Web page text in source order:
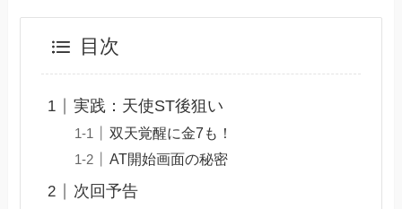
目次
実践：天使ST後狙い
双天覚醒に金7も！
AT開始画面の秘密
次回予告